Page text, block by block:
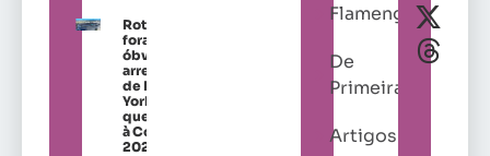
Roteiros
fora do
óbvio nos
arredores
de Nova
York para
quem vai
à Copa de
2026
Flamengo
De
Primeira
Artigos